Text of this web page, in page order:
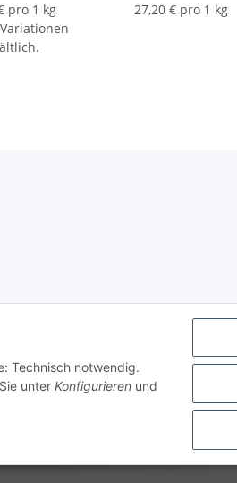
pro 1 kg
27,20 € pro 1 kg
Technisch notwendig.
unter Konfigurieren und